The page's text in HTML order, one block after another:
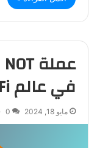
في عالم GameFi
مايو 18, 2024 0